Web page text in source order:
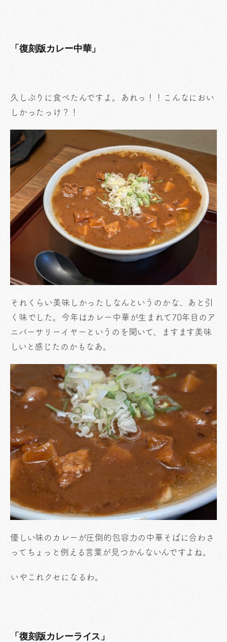
「復刻版カレー中華」
久しぶりに食べたんですよ。あれっ！！こんなにおい
しかったっけ？！
それくらい美味しかったしなんというのかな、あと引
く味でした。今年はカレー中華が生まれて70年目のア
ニバーサリーイヤーというのを聞いて、ますます美味
しいと感じたのかもなあ。
優しい味のカレーが圧倒的包容力の中華そばに合わさ
ってちょっと例える言葉が見つかんないんですよね。
いやこれクセになるわ。
「復刻版カレーライス」